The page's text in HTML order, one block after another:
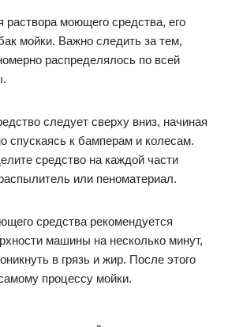
раствора моющего средства, его
мойки. Важно следить за тем,
распределялось по всей
следует сверху вниз, начиная
спускаясь к бамперам и колесам.
средство на каждой части
или пеноматериал.
средства рекомендуется
машины на несколько минут,
в грязь и жир. После этого
процессу мойки.